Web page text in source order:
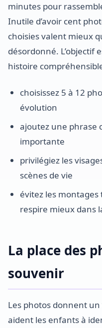
minutes pour
Inutile d’avoir cent
choisies valent mieux
désordonné. L’objectif
histoire
choisissez 5 à 12
évolution
ajoutez une phrase
importante
privilégiez les
scènes de vie
évitez les montages
respire mieux dans
La place des
souvenir
Les photos donnent
aident les enfants à